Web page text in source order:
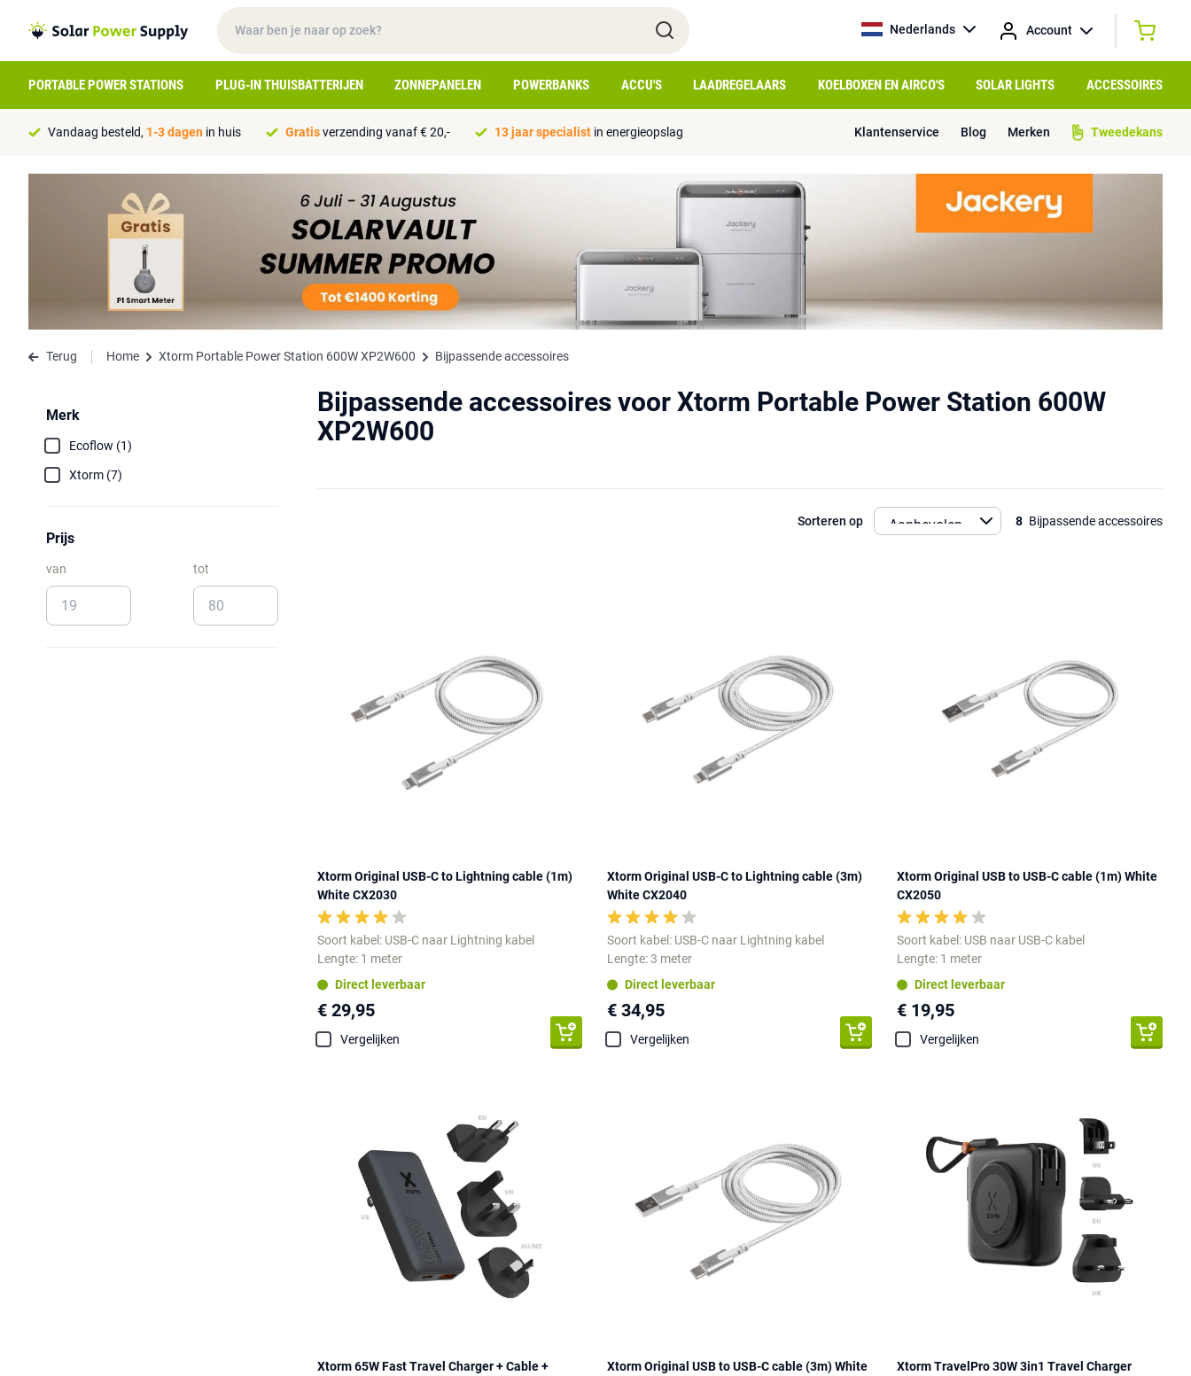
Nederlands Account
PORTABLE POWER STATIONS PLUG-IN THUISBATTERIJEN ZONNEPANELEN POWERBANKS ACCU'S LAADREGELAARS KOELBOXEN EN AIRCO'S SOLAR LIGHTS ACCESSOIRES
Vandaag besteld, 1-3 dagen in huis Gratisverzending vanaf € 20,- 13 jaar specialist in energieopslag Klantenservice Blog Merken Tweedekans
Terug Home Xtorm Portable Power Station 600W XP2W600 Bijpassende accessoires
Merk
Ecoflow (1)
Xtorm (7)
Prijs
van tot
Bijpassende accessoires voor Xtorm Portable Power Station 600W
XP2W600
Sorteren op 8 Bijpassende accessoires
Xtorm Original USB-C to Lightning cable (1m)
White CX2030
Soort kabel: USB-C naar Lightning kabel
Lengte: 1 meter
Direct leverbaar
€ 29,95
Vergelijken
Xtorm Original USB-C to Lightning cable (3m)
White CX2040
Soort kabel: USB-C naar Lightning kabel
Lengte: 3 meter
Direct leverbaar
€ 34,95
Vergelijken
Xtorm Original USB to USB-C cable (1m) White
CX2050
Soort kabel: USB naar USB-C kabel
Lengte: 1 meter
Direct leverbaar
€ 19,95
Vergelijken
Xtorm 65W Fast Travel Charger + Cable +
Xtorm Original USB to USB-C cable (3m) White
Xtorm TravelPro 30W 3in1 Travel Charger